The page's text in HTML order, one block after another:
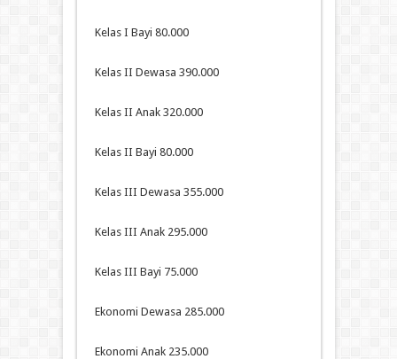
Kelas I Bayi 80.000
Kelas II Dewasa 390.000
Kelas II Anak 320.000
Kelas II Bayi 80.000
Kelas III Dewasa 355.000
Kelas III Anak 295.000
Kelas III Bayi 75.000
Ekonomi Dewasa 285.000
Ekonomi Anak 235.000